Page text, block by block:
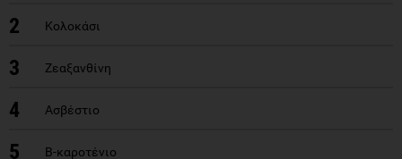
2 Κολοκάσι
3 Ζεαξανθίνη
4 Ασβέστιο
5 Β-καροτένιο